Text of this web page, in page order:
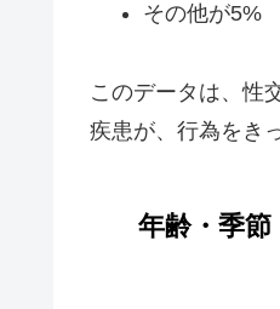
その他が5%
このデータは、性
疾患が、行為をき
年齢・季